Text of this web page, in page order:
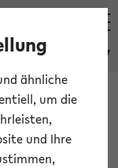
eKVV
/ B.A.
ähnliche
um die
und Ihre